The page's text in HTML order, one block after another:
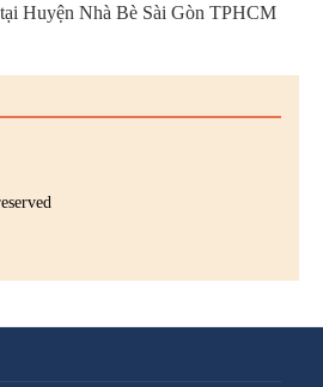
Huyện Nhà Bè Sài Gòn TPHCM